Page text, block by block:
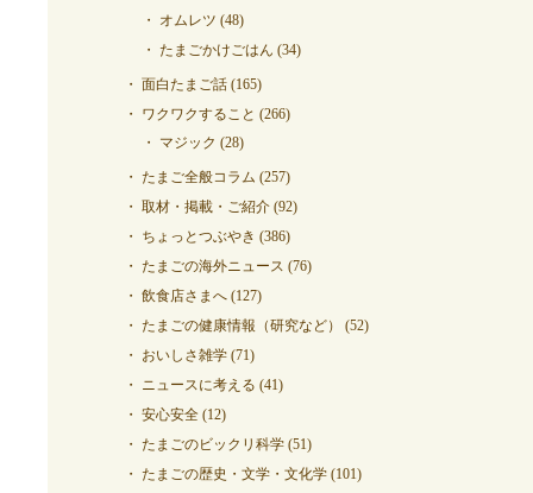
オムレツ (48)
たまごかけごはん (34)
面白たまご話 (165)
ワクワクすること (266)
マジック (28)
たまご全般コラム (257)
取材・掲載・ご紹介 (92)
ちょっとつぶやき (386)
たまごの海外ニュース (76)
飲食店さまへ (127)
たまごの健康情報（研究など）
(52)
おいしさ雑学 (71)
ニュースに考える (41)
安心安全 (12)
たまごのビックリ科学 (51)
たまごの歴史・文学・文化学 (101)